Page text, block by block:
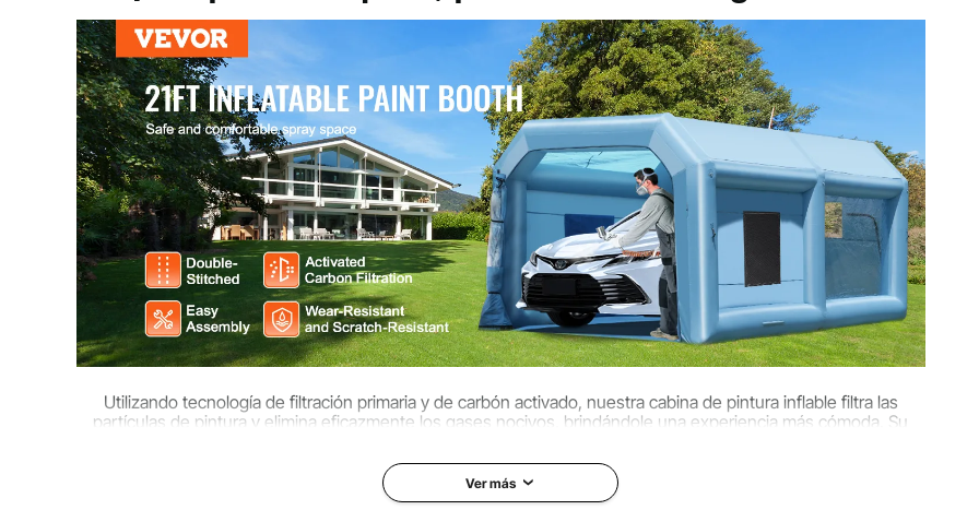
Tamaño del área de trabajo (interna) 21 x 10,5 x 8,4 pies / 6,4 x 3,2 x 2,55 m
Resistencia al desgarro de la tela
Oxford
Urdimbre ≥120 N, Trama ≥100 N
Material principal tela Oxford + material transparente + filtro de algodón
Peso neto (incluidos todos los
accesorios)
68,3 lbs / 31 kg
Utilizando tecnología de filtración primaria y de carbón activado, nuestra cabina de pintura inflable filtra las
partículas de pintura y elimina eficazmente los gases nocivos, brindándole una experiencia más cómoda. Su
Ver más